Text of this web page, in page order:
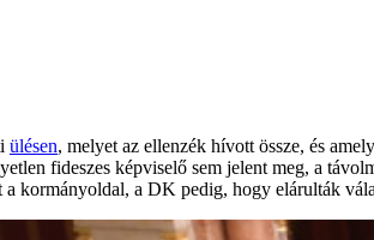
ülésen, melyet az ellenzék hívott össze, és
fideszes képviselő sem jelent meg, a
kormányoldal, a DK pedig, hogy elárulták